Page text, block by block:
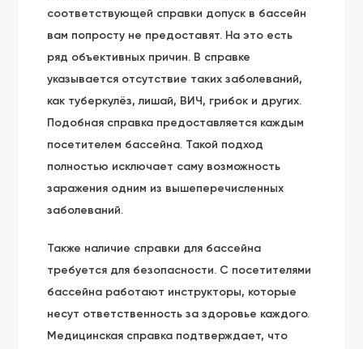
соответствующей справки допуск в бассейн
вам попросту не предоставят. На это есть
ряд объективных причин. В справке
указывается отсутствие таких заболеваний,
как туберкулёз, лишай, ВИЧ, грибок и других.
Подобная справка предоставляется каждым
посетителем бассейна. Такой подход
полностью исключает саму возможность
заражения одним из вышеперечисленных
заболеваний.
Также наличие справки для бассейна
требуется для безопасности. С посетителями
бассейна работают инструкторы, которые
несут ответственность за здоровье каждого.
Медицинская справка подтверждает, что